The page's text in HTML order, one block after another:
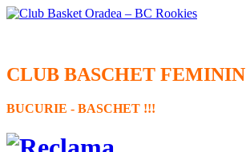
CLUB BASCHET FEMININ
BUCURIE - BASCHET !!!